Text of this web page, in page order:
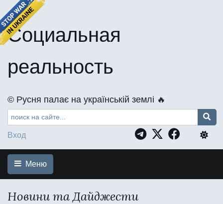
Социальная
реальность
©️ Русня палає на українській землі 🔥
Вход
Меню
Новини та Дайджести